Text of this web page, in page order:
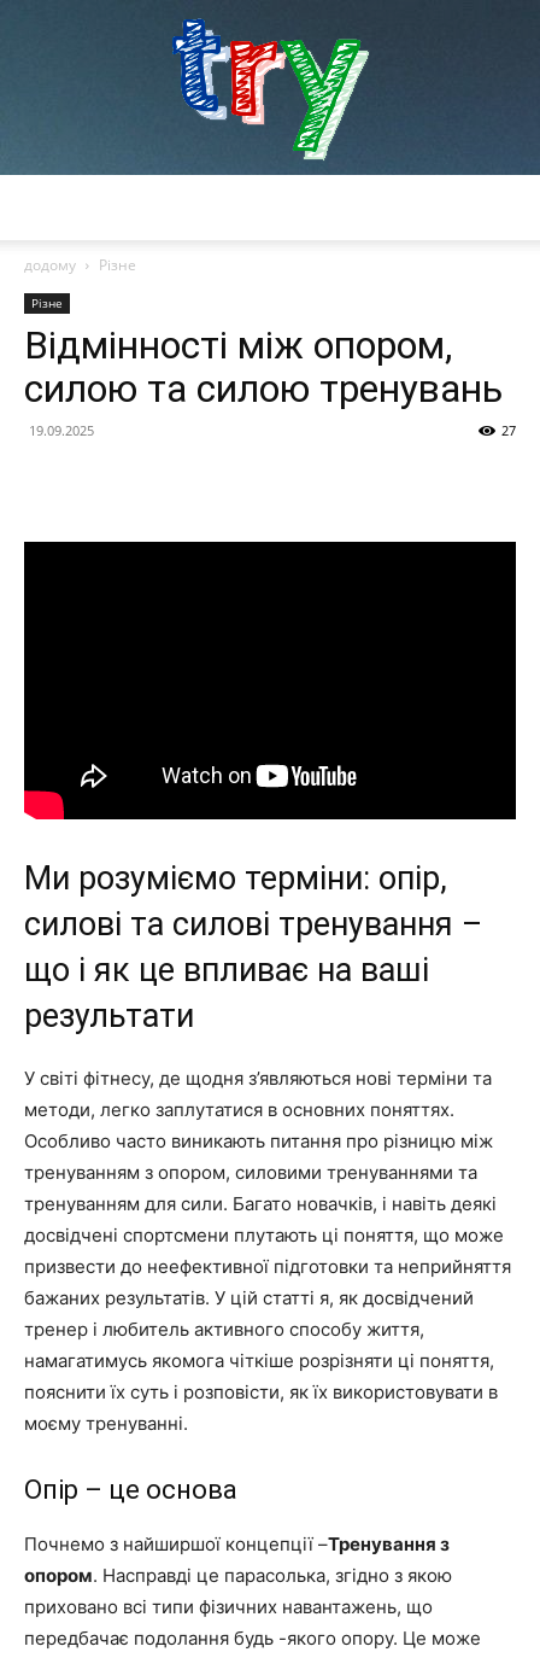
додому
Різне
Різне
Відмінності між опором,
силою та силою тренувань
19.09.2025 27
Ми розуміємо терміни: опір,
силові та силові тренування –
що і як це впливає на ваші
результати
У світі фітнесу, де щодня з’являються нові терміни та
методи, легко заплутатися в основних поняттях.
Особливо часто виникають питання про різницю між
тренуванням з опором, силовими тренуваннями та
тренуванням для сили. Багато новачків, і навіть деякі
досвідчені спортсмени плутають ці поняття, що може
призвести до неефективної підготовки та неприйняття
бажаних результатів. У цій статті я, як досвідчений
тренер і любитель активного способу життя,
намагатимусь якомога чіткіше розрізняти ці поняття,
пояснити їх суть і розповісти, як їх використовувати в
моєму тренуванні.
Опір – це основа
Почнемо з найширшої концепції –Тренування з
опором. Насправді це парасолька, згідно з якою
приховано всі типи фізичних навантажень, що
передбачає подолання будь -якого опору. Це може